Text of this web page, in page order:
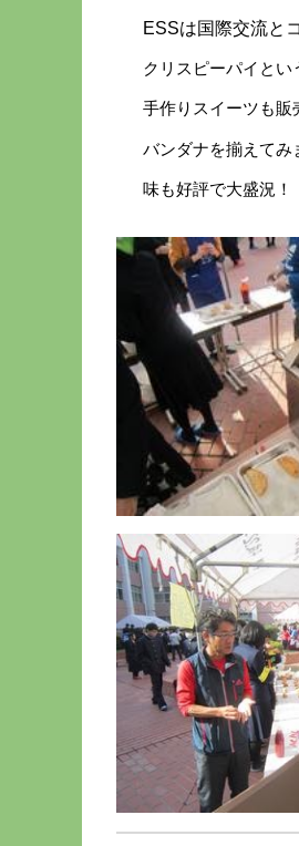
ESSは国際交流と
クリスピーパイとい
手作りスイーツも販
バンダナを揃えてみ
味も好評で大盛況！